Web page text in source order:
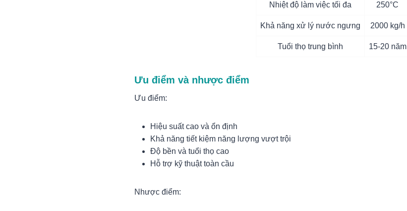
Nhiệt độ làm việc tối đa 250°C
Khả năng xử lý nước ngưng 2000 kg/h
Tuổi thọ trung bình 15-20 năm
Ưu điểm và nhược điểm
Ưu điểm:
Hiệu suất cao và ổn định
Khả năng tiết kiệm năng lượng vượt trội
Độ bền và tuổi thọ cao
Hỗ trợ kỹ thuật toàn cầu
Nhược điểm: